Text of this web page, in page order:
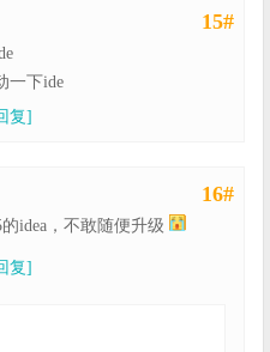
15#
一下ide
复]
16#
idea，不敢随便升级
复]